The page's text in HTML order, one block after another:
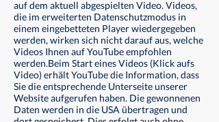
auf dem aktuell abgespielten Video. Videos,
die im erweiterten Datenschutzmodus in
einem eingebetteten Player wiedergegeben
werden, wirken sich nicht darauf aus, welche
Videos Ihnen auf YouTube empfohlen
werden.Beim Start eines Videos (Klick aufs
Video) erhält YouTube die Information, dass
Sie die entsprechende Unterseite unserer
Website aufgerufen haben. Die gewonnenen
Daten werden in die USA übertragen und